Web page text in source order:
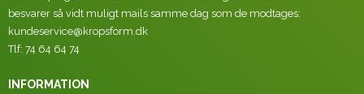
besvarer så vidt muligt mails samme dag som de modtages:
kundeservice@kropsform.dk
Tlf: 74 64 64 74
INFORMATION